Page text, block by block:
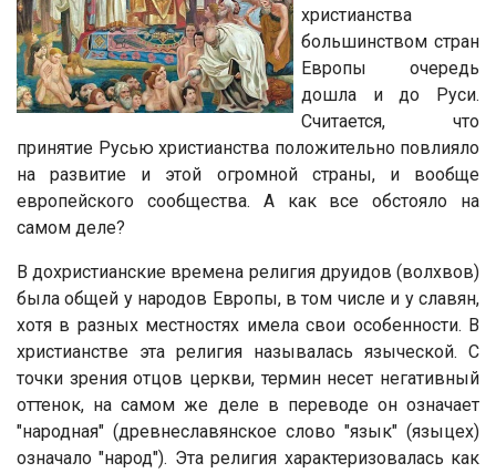
христианства
большинством стран
Европы очередь
дошла и до Руси.
Считается, что
принятие Русью христианства положительно повлияло
на развитие и этой огромной страны, и вообще
европейского сообщества. А как все обстояло на
самом деле?
В дохристианские времена религия друидов (волхвов)
была общей у народов Европы, в том числе и у славян,
хотя в разных местностях имела свои особенности. В
христианстве эта религия называлась языческой. С
точки зрения отцов церкви, термин несет негативный
оттенок, на самом же деле в переводе он означает
"народная" (древнеславянское слово "язык" (языцех)
означало "народ"). Эта религия характеризовалась как